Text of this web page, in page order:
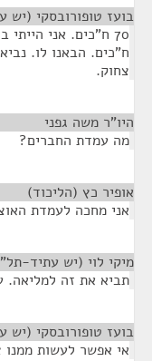
בועז טופורובסקי
צחוק.
היו"ר משה גפני
מה עמדת החברים?
אופיר כץ (הליכוד)
אני מחכה לעמדת
מיקי לוי (יש עתיד-
תביא את זה למליאה.
בועז טופורובסקי
אי אפשר לעשות ממנו